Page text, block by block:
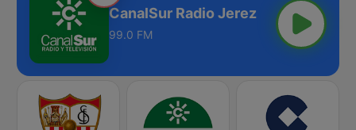
CanalSur Radio Jerez
99.0 FM